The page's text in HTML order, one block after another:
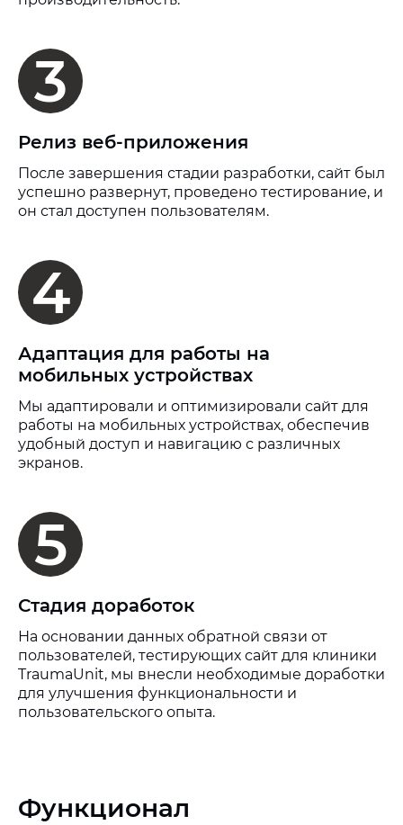
3
Релиз веб-приложения
После завершения стадии разработки, сайт был
успешно развернут, проведено тестирование, и
он стал доступен пользователям.
4
Адаптация для работы на
мобильных устройствах
Мы адаптировали и оптимизировали сайт для
работы на мобильных устройствах, обеспечив
удобный доступ и навигацию с различных
экранов.
5
Стадия доработок
На основании данных обратной связи от
пользователей, тестирующих сайт для клиники
TraumaUnit, мы внесли необходимые доработки
для улучшения функциональности и
пользовательского опыта.
Функционал